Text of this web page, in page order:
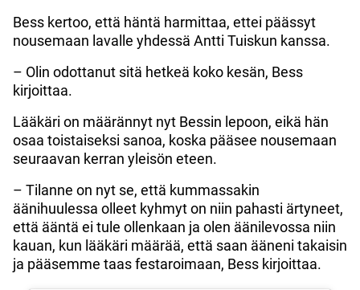
Bess kertoo, että häntä harmittaa, ettei päässyt
nousemaan lavalle yhdessä Antti Tuiskun kanssa.
– Olin odottanut sitä hetkeä koko kesän, Bess
kirjoittaa.
Lääkäri on määrännyt nyt Bessin lepoon, eikä hän
osaa toistaiseksi sanoa, koska pääsee nousemaan
seuraavan kerran yleisön eteen.
– Tilanne on nyt se, että kummassakin
äänihuulessa olleet kyhmyt on niin pahasti ärtyneet,
että ääntä ei tule ollenkaan ja olen äänilevossa niin
kauan, kun lääkäri määrää, että saan ääneni takaisin
ja pääsemme taas festaroimaan, Bess kirjoittaa.